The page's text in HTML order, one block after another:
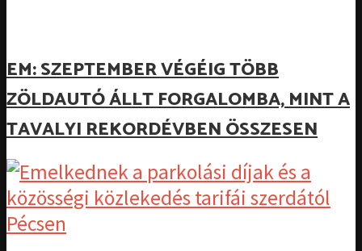
EM: SZEPTEMBER VÉGÉIG TÖBB
ZÖLDAUTÓ ÁLLT FORGALOMBA, MINT A
TAVALYI REKORDÉVBEN ÖSSZESEN